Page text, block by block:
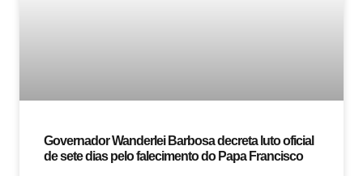
Governador Wanderlei Barbosa decreta luto oficial
de sete dias pelo falecimento do Papa Francisco